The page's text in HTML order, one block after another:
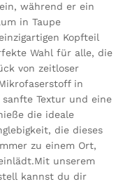
während er ein
in Taupe
Kopfteil
Wahl für alle, die
von zeitloser
in
Textur und eine
die ideale
die dieses
zu einem Ort,
unserem
kannst du dir